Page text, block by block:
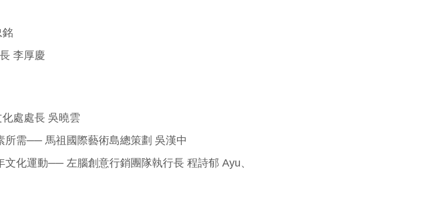
李厚慶
處處長 吳曉雲
所需── 馬祖國際藝術島總策劃 吳漢中
文化運動── 左腦創意行銷團隊執行長 程詩郁 Ayu、